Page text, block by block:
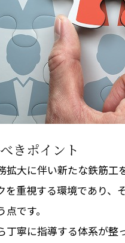
きポイント
大に伴い新たな鉄筋工
を重視する環境であり、
です。
丁寧に指導する体系が